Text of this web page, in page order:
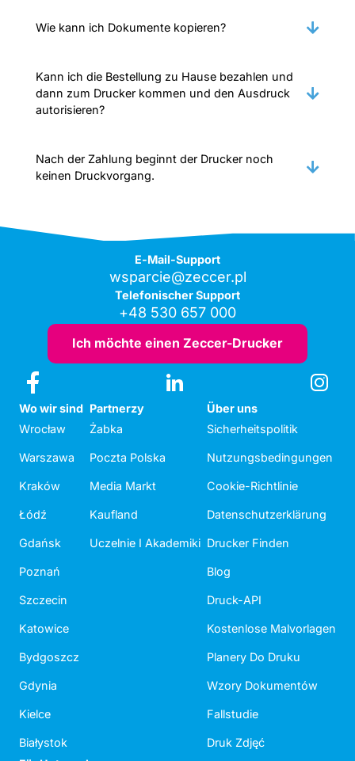
Wie kann ich Dokumente kopieren?
Kann ich die Bestellung zu Hause bezahlen und
dann zum Drucker kommen und den Ausdruck
autorisieren?
Nach der Zahlung beginnt der Drucker noch
keinen Druckvorgang.
E-Mail-Support
wsparcie@zeccer.pl
Telefonischer Support
+48 530 657 000
Ich möchte einen Zeccer-Drucker
Wo wir sind
Wrocław
Warszawa
Kraków
Łódź
Gdańsk
Poznań
Szczecin
Katowice
Bydgoszcz
Gdynia
Kielce
Białystok
Partnerzy
Żabka
Poczta Polska
Media Markt
Kaufland
Uczelnie I Akademiki
Über uns
Sicherheitspolitik
Nutzungsbedingungen
Cookie-Richtlinie
Datenschutzerklärung
Drucker Finden
Blog
Druck-API
Kostenlose Malvorlagen
Planery Do Druku
Wzory Dokumentów
Fallstudie
Druk Zdjęć